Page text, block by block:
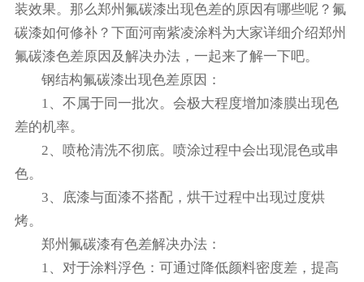
装效果。那么郑州氟碳漆出现色差的原因有哪些呢？氟
碳漆如何修补？下面河南紫凌涂料为大家详细介绍郑州
氟碳漆色差原因及解决办法，一起来了解一下吧。
钢结构氟碳漆出现色差原因：
1、不属于同一批次。会极大程度增加漆膜出现色
差的机率。
2、喷枪清洗不彻底。喷涂过程中会出现混色或串
色。
3、底漆与面漆不搭配，烘干过程中出现过度烘
烤。
郑州氟碳漆有色差解决办法：
1、对于涂料浮色：可通过降低颜料密度差，提高